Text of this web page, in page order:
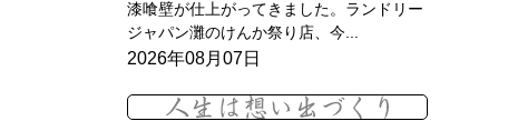
漆喰壁が仕上がってきました。ランドリー
ジャパン灘のけんか祭り店、今...
2026年08月07日